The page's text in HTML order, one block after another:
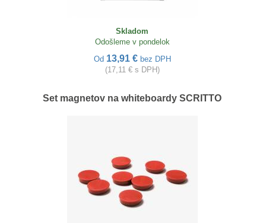
Skladom
Odošleme v pondelok
Od 13,91 € bez DPH
(17,11 € s DPH)
Set magnetov na whiteboardy SCRITTO